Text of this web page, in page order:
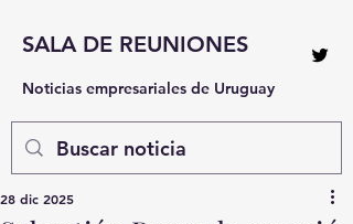
SALA DE REUNIONES
Noticias empresariales de Uruguay
28 dic 2025